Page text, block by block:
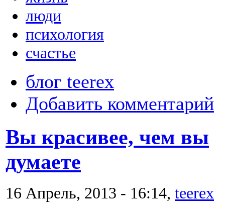
люди
психология
счастье
блог teerex
Добавить комментарий
Вы красивее, чем вы
думаете
16 Апрель, 2013 - 16:14, teerex